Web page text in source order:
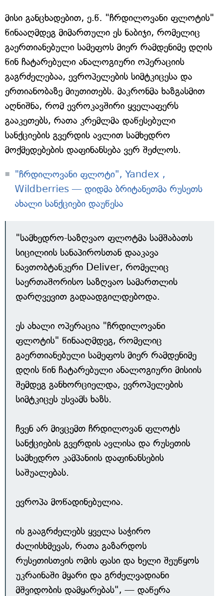
მისი განცხადებით, ე.წ. "ჩრდილოვანი ფლოტის"
წინააღმდეგ მიმართული ეს ნაბიჯი, რომელიც
გაერთიანებული სამეფოს მიერ რამდენიმე დღის
წინ ჩატარებული ანალოგიური ოპერაციის
გაგრძელებაა, ევროპელების სიმტკიცესა და
ერთიანობაზე მიუთითებს. მაკრონმა ხაზგასმით
აღნიშნა, რომ ევროკავშირი ყველაფერს
გააკეთებს, რათა კრემლმა დაწესებული
სანქციების გვერდის ავლით სამხედრო
მოქმედებების დაფინანსება ვერ შეძლოს.
"ჩრდილოვანი ფლოტი", Yandex ,
Wildberries — დიდმა ბრიტანეთმა რუსეთს
ახალი სანქციები დაუწესა
"სამხედრო-საზღვაო ფლოტმა სამშაბათს
სიცილიის სანაპიროსთან დააკავა
ნავთობტანკერი Deliver, რომელიც
საერთაშორისო საზღვაო სამართლის
დარღვევით გადაადგილდებოდა.
ეს ახალი ოპერაცია "ჩრდილოვანი
ფლოტის" წინააღმდეგ, რომელიც
გაერთიანებული სამეფოს მიერ რამდენიმე
დღის წინ ჩატარებული ანალოგიური მისიის
შემდეგ განხორციელდა, ევროპელების
სიმტკიცეს უსვამს ხაზს.
ჩვენ არ მივცემთ ჩრდილოვან ფლოტს
სანქციების გვერდის ავლისა და რუსეთის
სამხედრო კამპანიის დაფინანსების
საშუალებას.
ევროპა მოწადინებულია.
ის გააგრძელებს ყველა საჭირო
ძალისხმევას, რათა გაზარდოს
რუსეთისთვის ომის ფასი და ხელი შეუწყოს
უკრაინაში მყარი და გრძელვადიანი
მშვიდობის დამყარებას", — დაწერა